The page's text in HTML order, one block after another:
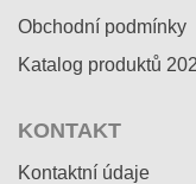
Obchodní podmínky
Katalog produktů
KONTAKT
Kontaktní údaje